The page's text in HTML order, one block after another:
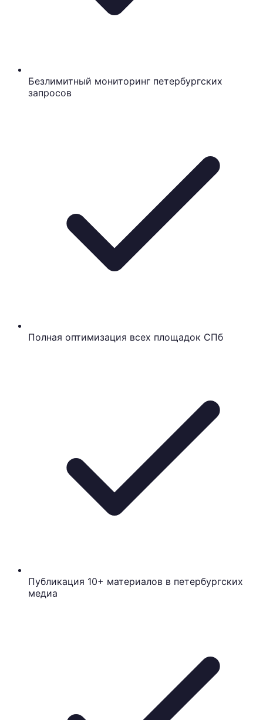
Безлимитный мониторинг петербургских
запросов
Полная оптимизация всех площадок СПб
Публикация 10+ материалов в петербургских
медиа